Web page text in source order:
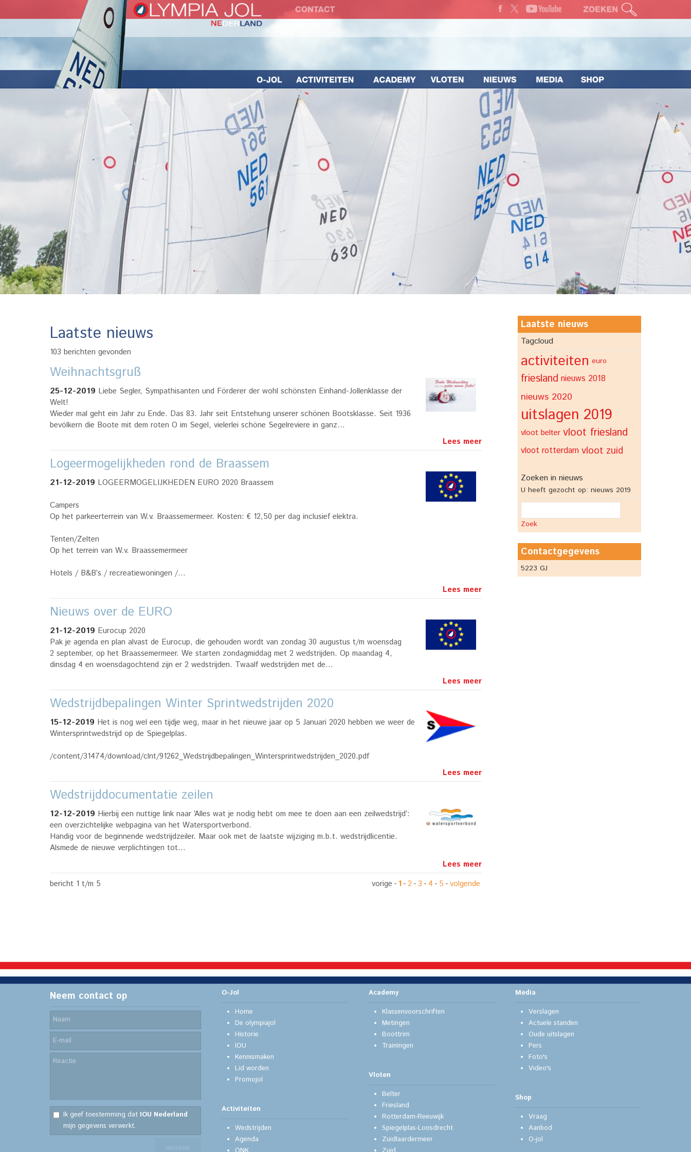
Laatste nieuws
103 berichten gevonden
Weihnachtsgruß
25-12-2019 Liebe Segler, Sympathisanten und Förderer der wohl schönsten Einhand-Jollenklasse der
Welt!
Wieder mal geht ein Jahr zu Ende. Das 83. Jahr seit Entstehung unserer schönen Bootsklasse. Seit 1936
bevölkern die Boote mit dem roten O im Segel, vielerlei schöne Segelreviere in ganz…
Lees meer
Logeermogelijkheden rond de Braassem
21-12-2019 LOGEERMOGELIJKHEDEN EURO 2020 Braassem
Campers
Op het parkeerterrein van W.v. Braassemermeer. Kosten: € 12,50 per dag inclusief elektra.
Tenten/Zelten
Op het terrein van W.v. Braassemermeer
Hotels / B&B’s / recreatiewoningen /…
Lees meer
Nieuws over de EURO
21-12-2019 Eurocup 2020
Pak je agenda en plan alvast de Eurocup, die gehouden wordt van zondag 30 augustus t/m woensdag
2 september, op het Braassemermeer. We starten zondagmiddag met 2 wedstrijden. Op maandag 4,
dinsdag 4 en woensdagochtend zijn er 2 wedstrijden. Twaalf wedstrijden met de…
Lees meer
Wedstrijdbepalingen Winter Sprintwedstrijden 2020
15-12-2019 Het is nog wel een tijdje weg, maar in het nieuwe jaar op 5 Januari 2020 hebben we weer de
Wintersprintwedstrijd op de Spiegelplas.
/content/31474/download/clnt/91262_Wedstrijdbepalingen_Wintersprintwedstrijden_2020.pdf
Lees meer
Wedstrijddocumentatie zeilen
12-12-2019 Hierbij een nuttige link naar ’Alles wat je nodig hebt om mee te doen aan een zeilwedstrijd’:
een overzichtelijke webpagina van het Watersportverbond.
Handig voor de beginnende wedstrijdzeiler. Maar ook met de laatste wijziging m.b.t. wedstrijdlicentie.
Alsmede de nieuwe verplichtingen tot…
Lees meer
bericht 1 t/m 5
vorige - 1-2 -3 - 4 - 5 -volgende
Laatste nieuws
Tagcloud
activiteiten euro
friesland nieuws 2018
nieuws 2020
uitslagen 2019
vloot belter vloot friesland
vloot rotterdam vloot zuid
Zoeken in nieuws
U heeft gezocht op: nieuws 2019
Zoek
Contactgegevens
5223 GJ
Neem contact op
Ik geef toestemming dat IOU Nederland
mijn gegevens verwerkt.
O-Jol
Home
De olympiajol
Historie
IOU
Kennismaken
Lid worden
Promojol
Activiteiten
Wedstrijden
Agenda
Academy
Klassenvoorschriften
Metingen
Boottrim
Trainingen
Vloten
Belter
Friesland
Rotterdam-Reeuwijk
Spiegelplas-Loosdrecht
Zuidlaardermeer
Media
Verslagen
Actuele standen
Oude uitslagen
Pers
Foto's
Video's
Shop
Vraag
Aanbod
O-jol